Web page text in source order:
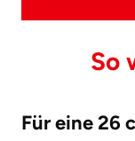
So
Für eine 26